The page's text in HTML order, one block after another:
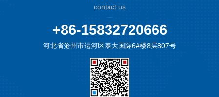
contact us
+86-15832720666
河北省沧州市运河区泰大国际6#楼8层807号